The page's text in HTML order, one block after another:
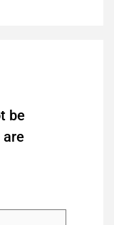
be